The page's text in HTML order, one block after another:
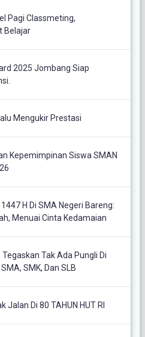
Pagi Classmeting,
Belajar
2025 Jombang Siap
Mengukir Prestasi
Kepemimpinan Siswa SMAN
H Di SMA Negeri Bareng:
Menuai Cinta Kedamaian
Tak Ada Pungli Di
SMK, Dan SLB
Jalan Di 80 TAHUN HUT RI